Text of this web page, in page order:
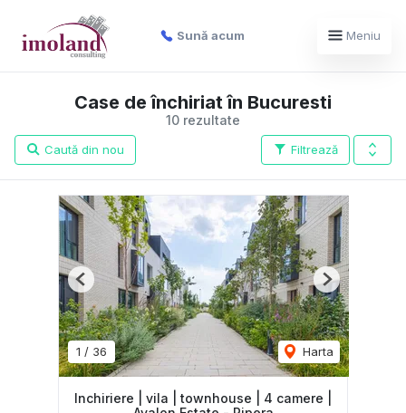
Sună acum Meniu
10 rezultate
Case de închiriat în Bucuresti
Filtrează
Caută din nou
1 / 36 Harta
Previous Next
Inchiriere | vila | townhouse | 4 camere |